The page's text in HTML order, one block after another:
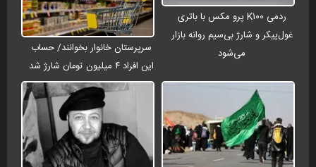
ردمی K۱۰۰ پرو مکس با باتری
غول‌پیکر و شارژ بی‌سیم روانه بازار
می‌شود
سرپرستان خانوار بخوانند/ حساب
این افراد ۴ میلیون تومان شارژ شد